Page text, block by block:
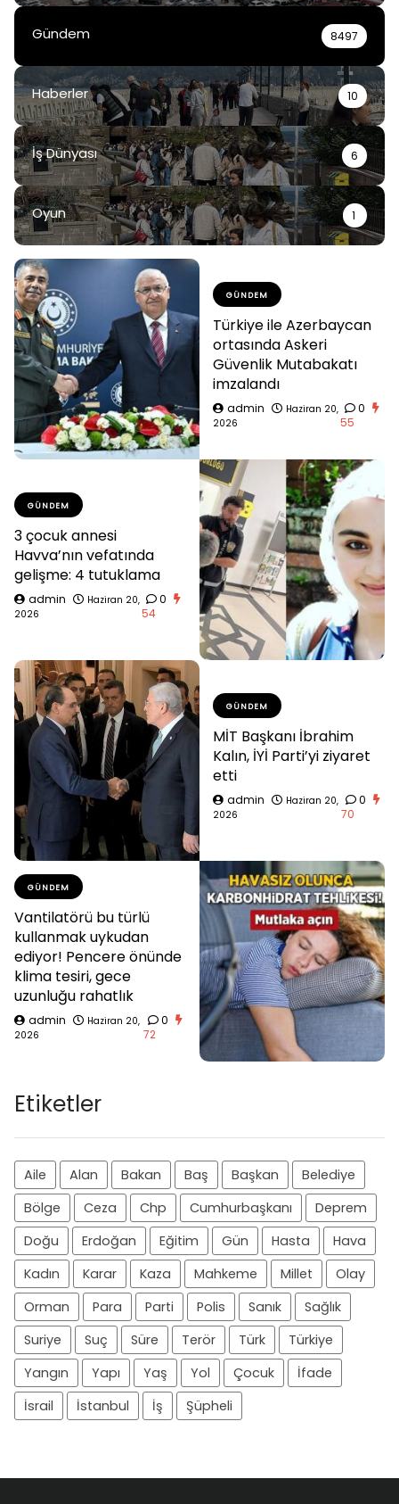
Gündem 8497
Haberler 10
İş Dünyası 6
Oyun 1
GÜNDEM
Türkiye ile Azerbaycan
ortasında Askeri
Güvenlik Mutabakatı
imzalandı
admin
Haziran 20,
2026
0
55
GÜNDEM
3 çocuk annesi
Havva’nın vefatında
gelişme: 4 tutuklama
admin
Haziran 20,
2026
0
54
GÜNDEM
MİT Başkanı İbrahim
Kalın, İYİ Parti’yi ziyaret
etti
admin
Haziran 20,
2026
0
70
GÜNDEM
Vantilatörü bu türlü
kullanmak uykudan
ediyor! Pencere önünde
klima tesiri, gece
uzunluğu rahatlık
admin
Haziran 20,
2026
0
72
Etiketler
Aile Alan Bakan Baş Başkan
Belediye
Bölge
Ceza Chp Cumhurbaşkanı
Deprem
Doğu
Erdoğan Eğitim Gün Hasta
Hava
Kadın
Karar Kaza Mahkeme Millet
Olay
Orman
Para Parti Polis Sanık
Sağlık
Suriye
Suç Süre Terör Türk
Türkiye
Yangın
Yapı Yaş Yol Çocuk
İfade
İsrail
İstanbul İş Şüpheli